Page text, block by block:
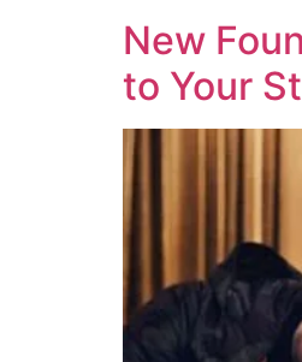
New
to Your